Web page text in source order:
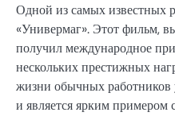
Одной из самых известных
«Универмаг». Этот фильм,
получил международное
нескольких престижных
жизни обычных работников
и является ярким примером